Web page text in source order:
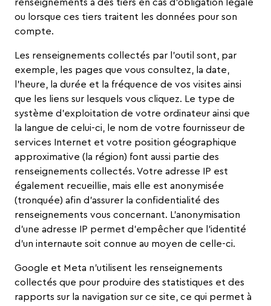
renseignements à des tiers en cas d’obligation légale
ou lorsque ces tiers traitent les données pour son
compte.
Les renseignements collectés par l’outil sont, par
exemple, les pages que vous consultez, la date,
l’heure, la durée et la fréquence de vos visites ainsi
que les liens sur lesquels vous cliquez. Le type de
système d’exploitation de votre ordinateur ainsi que
la langue de celui-ci, le nom de votre fournisseur de
services Internet et votre position géographique
approximative (la région) font aussi partie des
renseignements collectés. Votre adresse IP est
également recueillie, mais elle est anonymisée
(tronquée) afin d’assurer la confidentialité des
renseignements vous concernant. L’anonymisation
d’une adresse IP permet d’empêcher que l’identité
d’un internaute soit connue au moyen de celle-ci.
Google et Meta n’utilisent les renseignements
collectés que pour produire des statistiques et des
rapports sur la navigation sur ce site, ce qui permet à